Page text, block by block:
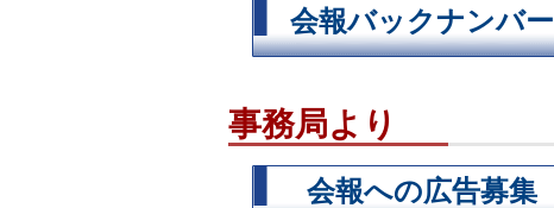
会報バックナンバー
事務局より
会報への広告募集